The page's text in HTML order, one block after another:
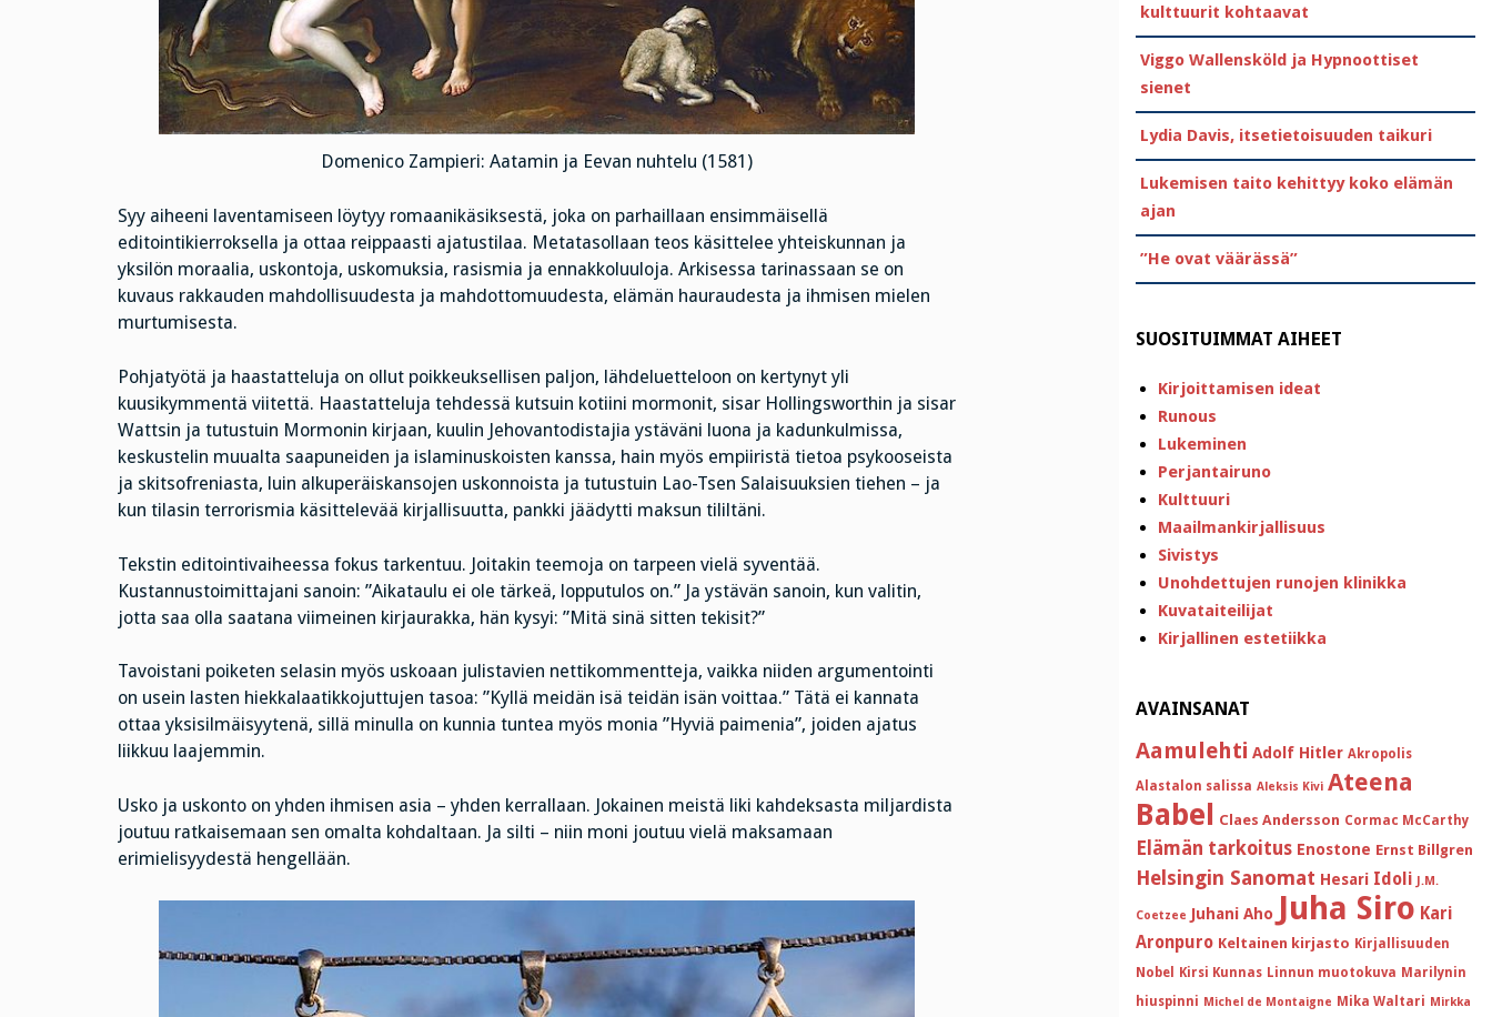
Domenico Zampieri: Aatamin ja Eevan nuhtelu (1581)
Syy aiheeni laventamiseen löytyy romaanikäsiksestä, joka on parhaillaan ensimmäisellä
editointikierroksella ja ottaa reippaasti ajatustilaa. Metatasollaan teos käsittelee yhteiskunnan ja
yksilön moraalia, uskontoja, uskomuksia, rasismia ja ennakkoluuloja. Arkisessa tarinassaan se on
kuvaus rakkauden mahdollisuudesta ja mahdottomuudesta, elämän hauraudesta ja ihmisen mielen
murtumisesta.
Pohjatyötä ja haastatteluja on ollut poikkeuksellisen paljon, lähdeluetteloon on kertynyt yli
kuusikymmentä viitettä. Haastatteluja tehdessä kutsuin kotiini mormonit, sisar Hollingsworthin ja sisar
Wattsin ja tutustuin Mormonin kirjaan, kuulin Jehovantodistajia ystäväni luona ja kadunkulmissa,
keskustelin muualta saapuneiden ja islaminuskoisten kanssa, hain myös empiiristä tietoa psykooseista
ja skitsofreniasta, luin alkuperäiskansojen uskonnoista ja tutustuin Lao-Tsen Salaisuuksien tiehen – ja
kun tilasin terrorismia käsittelevää kirjallisuutta, pankki jäädytti maksun tililtäni.
Tekstin editointivaiheessa fokus tarkentuu. Joitakin teemoja on tarpeen vielä syventää.
Kustannustoimittajani sanoin: ”Aikataulu ei ole tärkeä, lopputulos on.” Ja ystävän sanoin, kun valitin,
jotta saa olla saatana viimeinen kirjaurakka, hän kysyi: ”Mitä sinä sitten tekisit?”
Tavoistani poiketen selasin myös uskoaan julistavien nettikommentteja, vaikka niiden argumentointi
on usein lasten hiekkalaatikkojuttujen tasoa: ”Kyllä meidän isä teidän isän voittaa.” Tätä ei kannata
ottaa yksisilmäisyytenä, sillä minulla on kunnia tuntea myös monia ”Hyviä paimenia”, joiden ajatus
liikkuu laajemmin.
Usko ja uskonto on yhden ihmisen asia – yhden kerrallaan. Jokainen meistä liki kahdeksasta miljardista
joutuu ratkaisemaan sen omalta kohdaltaan. Ja silti – niin moni joutuu vielä maksamaan
erimielisyydestä hengellään.
kulttuurit kohtaavat
Viggo Wallensköld ja Hypnoottiset
sienet
Lydia Davis, itsetietoisuuden taikuri
Lukemisen taito kehittyy koko elämän
ajan
”He ovat väärässä”
SUOSITUIMMAT AIHEET
Kirjoittamisen ideat
Runous
Lukeminen
Perjantairuno
Kulttuuri
Maailmankirjallisuus
Sivistys
Unohdettujen runojen klinikka
Kuvataiteilijat
Kirjallinen estetiikka
AVAINSANAT
Aamulehti Adolf Hitler Akropolis
Alastalon salissa Aleksis Kivi Ateena
Babel Claes Andersson Cormac McCarthy
Elämän tarkoitus Enostone Ernst Billgren
Helsingin Sanomat Hesari Idoli J.M.
Coetzee Juhani Aho Juha Siro Kari
Aronpuro Keltainen kirjasto Kirjallisuuden
Nobel
Kirsi Kunnas Linnun muotokuva Marilynin
hiuspinni Michel de Montaigne Mika Waltari Mirkka